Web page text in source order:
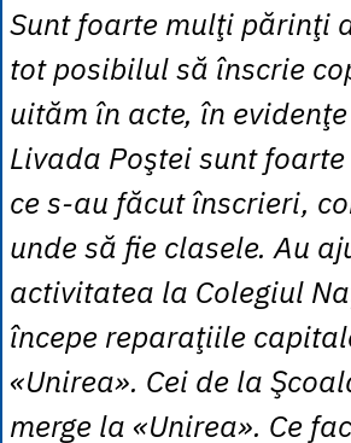
Sunt foarte mulţi părinţi
tot posibilul să înscrie
uităm în acte, în
Livada Poştei sunt
ce s-au făcut înscrieri,
unde să fie clasele. Au
activitatea la Colegiul
începe reparaţiile
«Unirea». Cei de la
merge la «Unirea». Ce